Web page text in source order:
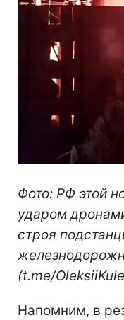
Фото: РФ этой
ударом
строя
(t.me/
Напомним, в